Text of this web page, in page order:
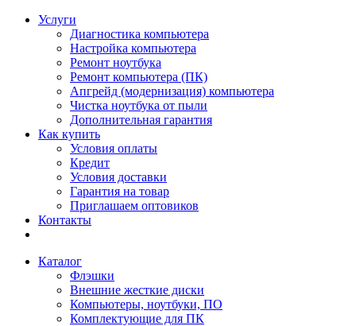
Услуги
Диагностика компьютера
Настройка компьютера
Ремонт ноутбука
Ремонт компьютера (ПК)
Апгрейд (модернизация) компьютера
Чистка ноутбука от пыли
Дополнительная гарантия
Как купить
Условия оплаты
Кредит
Условия доставки
Гарантия на товар
Приглашаем оптовиков
Контакты
Каталог
Флэшки
Внешние жесткие диски
Компьютеры, ноутбуки, ПО
Комплектующие для ПК